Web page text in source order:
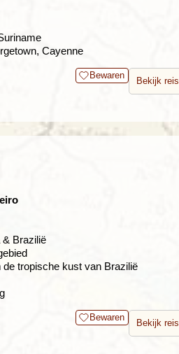
Cayenne
Bewaren
Bekijk reis
& Brazilië
tropische kust van Brazilië
Bewaren
Bekijk reis